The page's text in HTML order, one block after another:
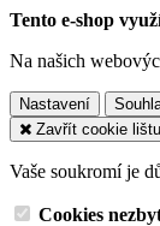
Tento e-shop
Na našich
Nastavení
Zavřít cookie lištu
Vaše soukromí je
Cookies